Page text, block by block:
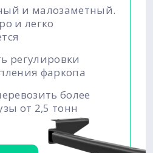
и малозаметный.
и легко
регулировки
фаркопа
более
от 2,5 тонн